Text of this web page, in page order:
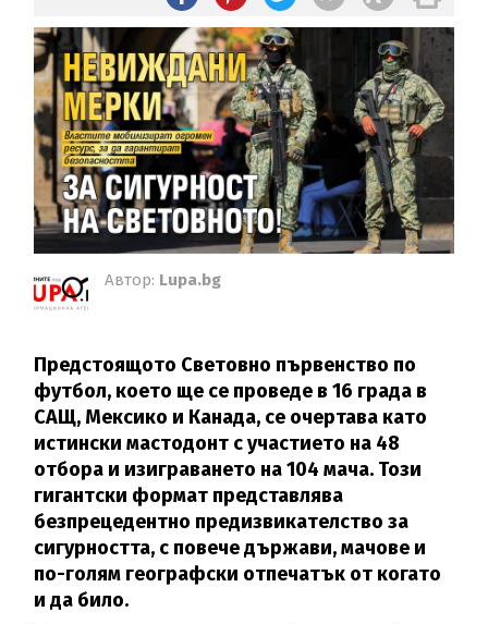
Автор: Lupa.bg
Предстоящото Световно първенство по
футбол, което ще се проведе в 16 града в
САЩ, Мексико и Канада, се очертава като
истински мастодонт с участието на 48
отбора и изиграването на 104 мача. Този
гигантски формат представлява
безпрецедентно предизвикателство за
сигурността, с повече държави, мачове и
по-голям географски отпечатък от когато
и да било.